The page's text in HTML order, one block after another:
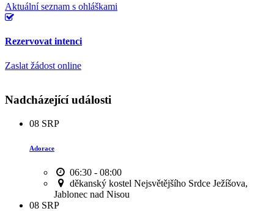
Aktuální seznam s ohláškami
Rezervovat intenci
Zaslat žádost online
Nadcházející události
08 SRP
Adorace
06:30 - 08:00
děkanský kostel Nejsvětějšího Srdce Ježíšova,
Jablonec nad Nisou
08 SRP